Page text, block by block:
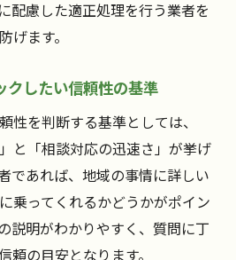
配慮した適正処理を行う業者を
げます。
クしたい信頼性の基準
性を判断する基準としては、
と「相談対応の迅速さ」が挙げ
であれば、地域の事情に詳しい
乗ってくれるかどうかがポイン
説明がわかりやすく、質問に丁
頼の目安となります。